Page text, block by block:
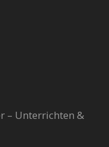
– Unterrichten &